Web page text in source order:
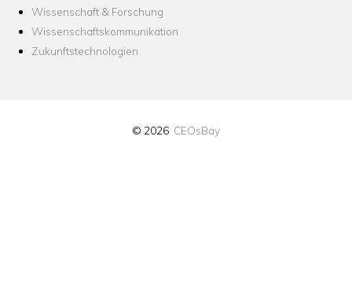
Wissenschaft & Forschung
Wissenschaftskommunikation
Zukunftstechnologien
© 2026 CEOsBay